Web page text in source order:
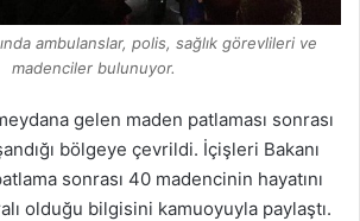
ambulanslar, polis, sağlık görevlileri ve
madenciler bulunuyor.
gelen maden patlaması sonrası
bölgeye çevrildi. İçişleri Bakanı
sonrası 40 madencinin hayatını
olduğu bilgisini kamuoyuyla paylaştı.